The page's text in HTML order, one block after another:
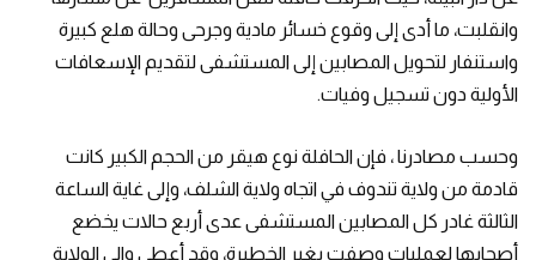
وانقلبت، ما أدى إلى وقوع خسائر مادية وجرحى وحالة هلع كبيرة
واستنفار لتحويل المصابين إلى المستشفى لتقديم الإسعافات
الأولية دون تسجيل وفيات.
وحسب مصادرنا ، فإن الحافلة نوع هيقر من الحجم الكبير كانت
قادمة من ولاية تندوف في اتجاه ولاية الشلف، وإلى غاية الساعة
الثالثة غادر كل المصابين المستشفى عدى أربع حالات يخضع
أصحابها لعمليات وصفت بغير الخطيرة، وقد أعطى والي الولاية